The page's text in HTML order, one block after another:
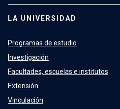
LA UNIVERSIDAD
Programas de estudio
Investigación
Facultades, escuelas e institutos
Extensión
Vinculación